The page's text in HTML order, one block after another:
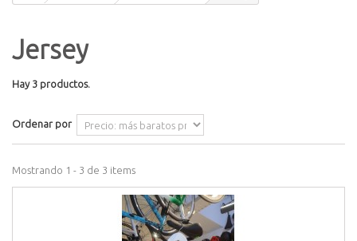
Jersey
Hay 3 productos.
Ordenar por
Mostrando 1 - 3 de 3 items